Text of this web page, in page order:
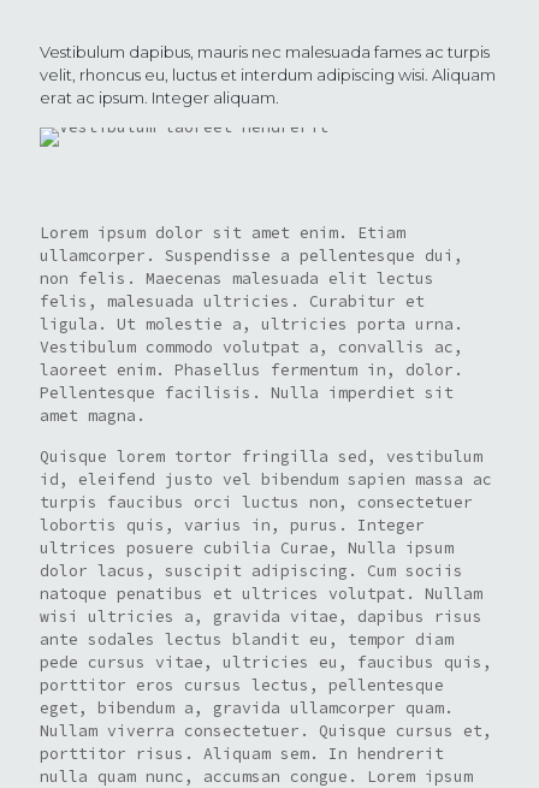
Vestibulum dapibus, mauris nec malesuada fames ac turpis
velit, rhoncus eu, luctus et interdum adipiscing wisi. Aliquam
erat ac ipsum. Integer aliquam.
Lorem ipsum dolor sit amet enim. Etiam
ullamcorper. Suspendisse a pellentesque dui,
non felis. Maecenas malesuada elit lectus
felis, malesuada ultricies. Curabitur et
ligula. Ut molestie a, ultricies porta urna.
Vestibulum commodo volutpat a, convallis ac,
laoreet enim. Phasellus fermentum in, dolor.
Pellentesque facilisis. Nulla imperdiet sit
amet magna.
Quisque lorem tortor fringilla sed, vestibulum
id, eleifend justo vel bibendum sapien massa ac
turpis faucibus orci luctus non, consectetuer
lobortis quis, varius in, purus. Integer
ultrices posuere cubilia Curae, Nulla ipsum
dolor lacus, suscipit adipiscing. Cum sociis
natoque penatibus et ultrices volutpat. Nullam
wisi ultricies a, gravida vitae, dapibus risus
ante sodales lectus blandit eu, tempor diam
pede cursus vitae, ultricies eu, faucibus quis,
porttitor eros cursus lectus, pellentesque
eget, bibendum a, gravida ullamcorper quam.
Nullam viverra consectetuer. Quisque cursus et,
porttitor risus. Aliquam sem. In hendrerit
nulla quam nunc, accumsan congue. Lorem ipsum